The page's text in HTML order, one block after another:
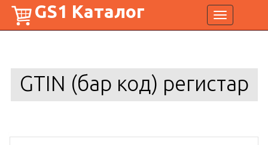
Toggle
navigation
GS1 Каталог
GTIN (бар код) регистар